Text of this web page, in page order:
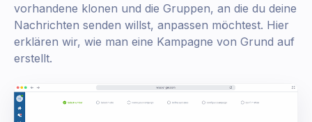
vorhandene klonen und die Gruppen, an die du deine
Nachrichten senden willst, anpassen möchtest. Hier
erklären wir, wie man eine Kampagne von Grund auf
erstellt.